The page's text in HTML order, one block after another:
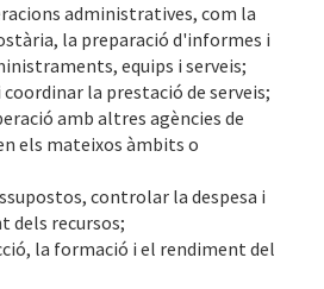
administratives, com la
la preparació d'informes i
equips i serveis;
la prestació de serveis;
amb altres agències de
els mateixos àmbits o
controlar la despesa i
dels recursos;
la formació i el rendiment del